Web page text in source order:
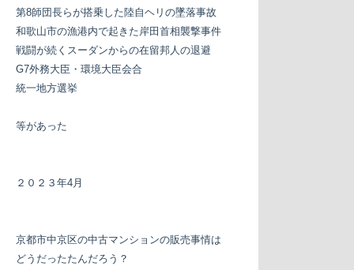
第8師団長らが搭乗した陸自ヘリの墜落事故
和歌山市の漁港内で起きた岸田首相襲撃事件
戦闘が続くスーダンからの在留邦人の退避
G7外務大臣・環境大臣会合
統一地方選挙
等があった
２０２３年4月
京都市中京区の中古マンションの販売事情は
どうだったたんだろう？